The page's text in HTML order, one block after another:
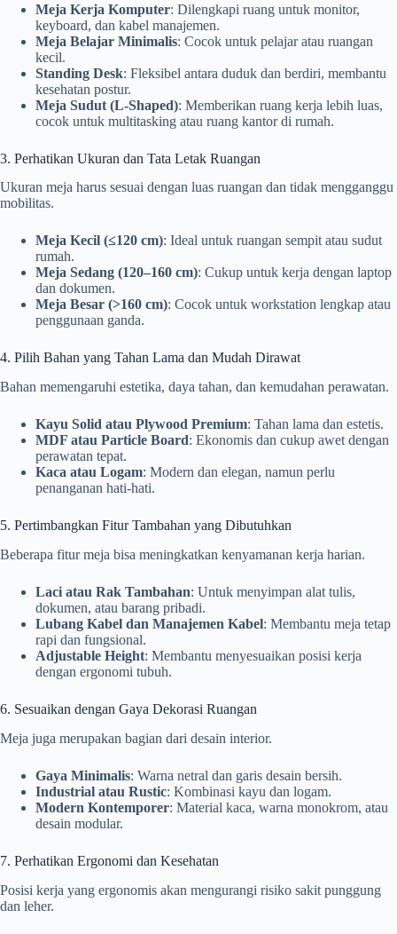
Meja Kerja Komputer: Dilengkapi ruang untuk monitor,
keyboard, dan kabel manajemen.
Meja Belajar Minimalis: Cocok untuk pelajar atau ruangan
kecil.
Standing Desk: Fleksibel antara duduk dan berdiri, membantu
kesehatan postur.
Meja Sudut (L-Shaped): Memberikan ruang kerja lebih luas,
cocok untuk multitasking atau ruang kantor di rumah.
3. Perhatikan Ukuran dan Tata Letak Ruangan
Ukuran meja harus sesuai dengan luas ruangan dan tidak mengganggu
mobilitas.
Meja Kecil (≤120 cm): Ideal untuk ruangan sempit atau sudut
rumah.
Meja Sedang (120–160 cm): Cukup untuk kerja dengan laptop
dan dokumen.
Meja Besar (>160 cm): Cocok untuk workstation lengkap atau
penggunaan ganda.
4. Pilih Bahan yang Tahan Lama dan Mudah Dirawat
Bahan memengaruhi estetika, daya tahan, dan kemudahan perawatan.
Kayu Solid atau Plywood Premium: Tahan lama dan estetis.
MDF atau Particle Board: Ekonomis dan cukup awet dengan
perawatan tepat.
Kaca atau Logam: Modern dan elegan, namun perlu
penanganan hati-hati.
5. Pertimbangkan Fitur Tambahan yang Dibutuhkan
Beberapa fitur meja bisa meningkatkan kenyamanan kerja harian.
Laci atau Rak Tambahan: Untuk menyimpan alat tulis,
dokumen, atau barang pribadi.
Lubang Kabel dan Manajemen Kabel: Membantu meja tetap
rapi dan fungsional.
Adjustable Height: Membantu menyesuaikan posisi kerja
dengan ergonomi tubuh.
6. Sesuaikan dengan Gaya Dekorasi Ruangan
Meja juga merupakan bagian dari desain interior.
Gaya Minimalis: Warna netral dan garis desain bersih.
Industrial atau Rustic: Kombinasi kayu dan logam.
Modern Kontemporer: Material kaca, warna monokrom, atau
desain modular.
7. Perhatikan Ergonomi dan Kesehatan
Posisi kerja yang ergonomis akan mengurangi risiko sakit punggung
dan leher.